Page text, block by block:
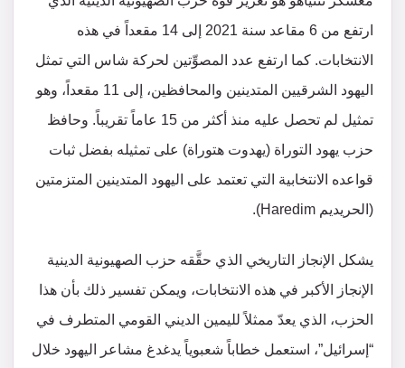
ارتفع من 6 مقاعد سنة 2021 إلى 14 مقعداً في هذه
الانتخابات. كما ارتفع عدد المصوِّتين لحركة شاس التي تمثل
اليهود الشرقيين المتدينين والمحافظين، إلى 11 مقعداً، وهو
تمثيل لم تحصل عليه منذ أكثر من 15 عاماً تقريباً. وحافظ
حزب يهود التوراة (يهدوت هتوراة) على تمثيله بفضل ثبات
قواعده الانتخابية التي تعتمد على اليهود المتدينين المتزمتين
(الحريديم Haredim).
يشكل الإنجاز التاريخي الذي حقَّقه حزب الصهيونية الدينية
الإنجاز الأكبر في هذه الانتخابات، ويمكن تفسير ذلك بأن هذا
الحزب، الذي يعدّ ممثلاً لليمين الديني القومي المتطرف في
“إسرائيل”، استعمل خطاباً شعبوياً يدغدغ مشاعر اليهود خلال